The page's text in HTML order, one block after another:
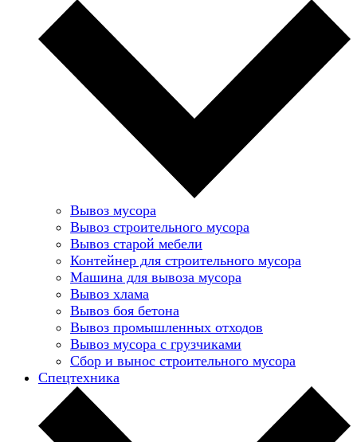
Вывоз мусора
Вывоз строительного мусора
Вывоз старой мебели
Контейнер для строительного мусора
Машина для вывоза мусора
Вывоз хлама
Вывоз боя бетона
Вывоз промышленных отходов
Вывоз мусора с грузчиками
Сбор и вынос строительного мусора
Спецтехника